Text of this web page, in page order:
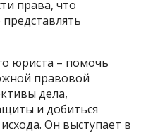
права, что
юриста – помочь
правовой
дела,
и добиться
Он выступает в